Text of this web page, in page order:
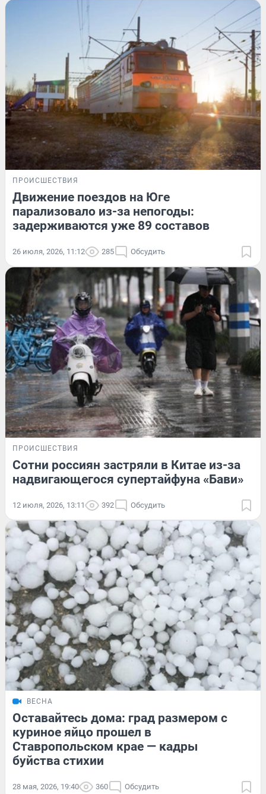
ПРОИСШЕСТВИЯ
Движение поездов на Юге
парализовало из-за непогоды:
задерживаются уже 89 составов
26 июля, 2026, 11:12 285 Обсудить
ПРОИСШЕСТВИЯ
Сотни россиян застряли в Китае из-за
надвигающегося супертайфуна «Бави»
12 июля, 2026, 13:11 392 Обсудить
ВЕСНА
Оставайтесь дома: град размером с
куриное яйцо прошел в
Ставропольском крае — кадры
буйства стихии
28 мая, 2026, 19:40 360 Обсудить